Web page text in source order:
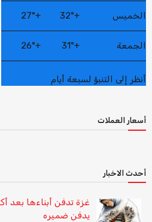
الخميس +
32°
+
27°
الجمعة +
31°
+
26°
أنظر إلى التنبؤ لسبعة أيام
أسعار العملات
أحدث الاخبار
غزة تدفن أبناءها بعد
يدفن ضميره